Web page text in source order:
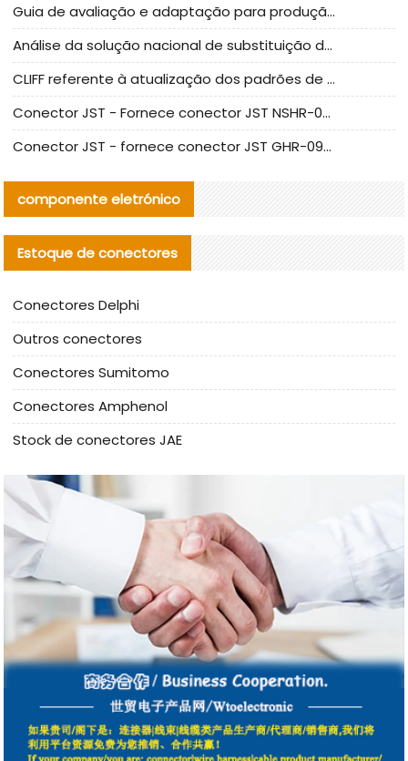
Guia de avaliação e adaptação para produção em massa de componentes de cabos nacionais CNC Tech
Análise da solução nacional de substituição da linha de alta frequência I-PEX
CLIFF referente à atualização dos padrões de teste de conectores nacionais
Conector JST - Fornece conector JST NSHR-02V-S original | substituto
Conector JST - fornece conector JST GHR-09V-S autêntico | substituto
componente eletrónico
Estoque de conectores
Conectores Delphi
Outros conectores
Conectores Sumitomo
Conectores Amphenol
Stock de conectores JAE